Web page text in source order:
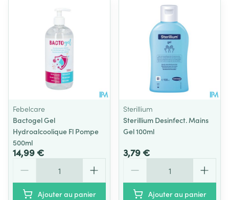
Febelcare
Bactogel Gel
Hydroalcoolique Fl Pompe
500ml
14,99 €
Ajouter au panier
Sterillium
Sterillium Desinfect. Mains
Gel 100ml
3,79 €
Ajouter au panier